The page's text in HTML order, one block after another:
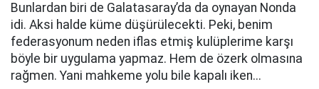
Bunlardan biri de Galatasaray’da da oynayan Nonda
idi. Aksi halde küme düşürülecekti. Peki, benim
federasyonum neden iflas etmiş kulüplerime karşı
böyle bir uygulama yapmaz. Hem de özerk olmasına
rağmen. Yani mahkeme yolu bile kapalı iken...